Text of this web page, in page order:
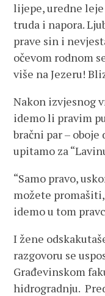
lijepe, uredne
truda i napora.
prave sin i
očevom rodnom
više na Jezeru!
Nakon izvjesnog
idemo li pravim
bračni par – oboje
upitamo za
“Samo pravo,
možete
idemo u tom
I žene
razgovoru se
Građevinskom
hidrogradnju.